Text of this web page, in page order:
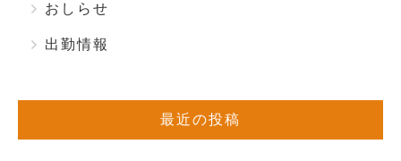
おしらせ
出勤情報
最近の投稿